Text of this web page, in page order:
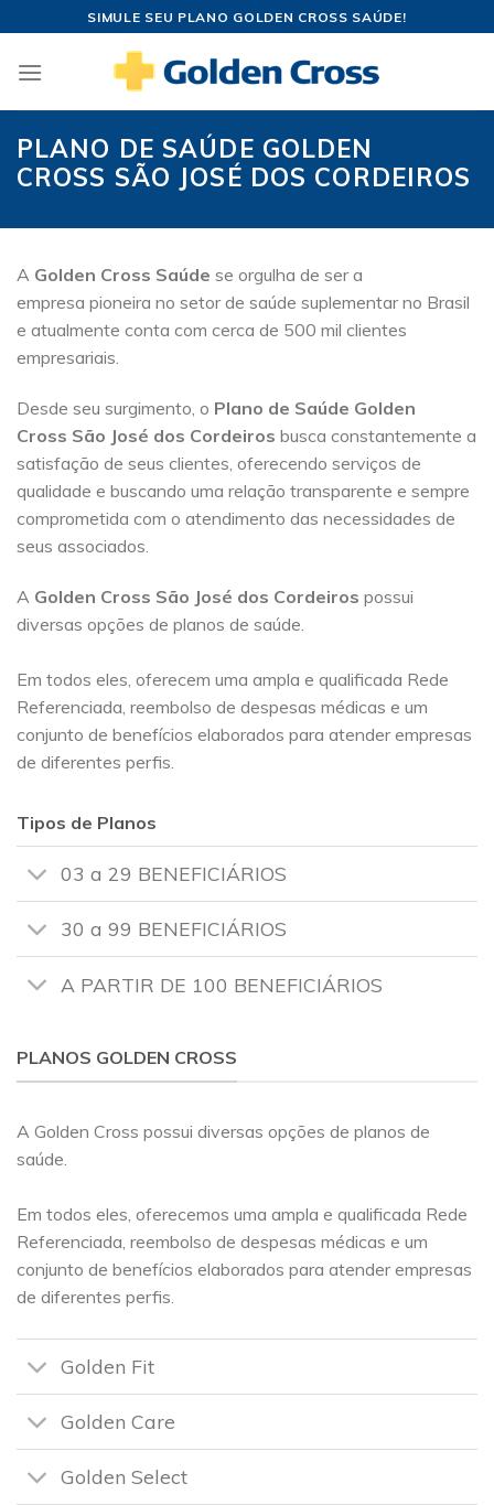
content
SIMULE SEU PLANO GOLDEN CROSS SAÚDE!
PLANO DE SAÚDE GOLDEN
CROSS SÃO JOSÉ DOS CORDEIROS
A Golden Cross Saúde se orgulha de ser a
empresa pioneira no setor de saúde suplementar no Brasil
e atualmente conta com cerca de 500 mil clientes
empresariais.
Desde seu surgimento, o Plano de Saúde Golden
Cross São José dos Cordeiros busca constantemente a
satisfação de seus clientes, oferecendo serviços de
qualidade e buscando uma relação transparente e sempre
comprometida com o atendimento das necessidades de
seus associados.
A Golden Cross São José dos Cordeiros possui
diversas opções de planos de saúde.
Em todos eles, oferecem uma ampla e qualificada Rede
Referenciada, reembolso de despesas médicas e um
conjunto de benefícios elaborados para atender empresas
de diferentes perfis.
Tipos de Planos
03 a 29 BENEFICIÁRIOS
30 a 99 BENEFICIÁRIOS
A PARTIR DE 100 BENEFICIÁRIOS
PLANOS GOLDEN CROSS
A Golden Cross possui diversas opções de planos de
saúde.
Em todos eles, oferecemos uma ampla e qualificada Rede
Referenciada, reembolso de despesas médicas e um
conjunto de benefícios elaborados para atender empresas
de diferentes perfis.
Golden Fit
Golden Care
Golden Select